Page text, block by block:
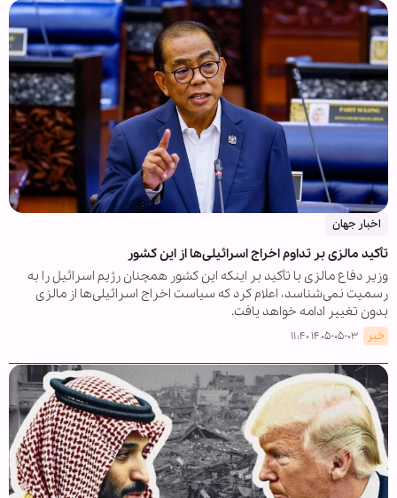
اخبار جهان
تأکید مالزی بر تداوم اخراج اسرائیلی‌ها از این کشور
وزیر دفاع مالزی با تأکید بر اینکه این کشور همچنان رژیم اسرائیل را به
رسمیت نمی‌شناسد، اعلام کرد که سیاست اخراج اسرائیلی‌ها از مالزی
بدون تغییر ادامه خواهد یافت.
خبر ۱۴۰۵-۰۵-۰۳ ۱۱:۴۰